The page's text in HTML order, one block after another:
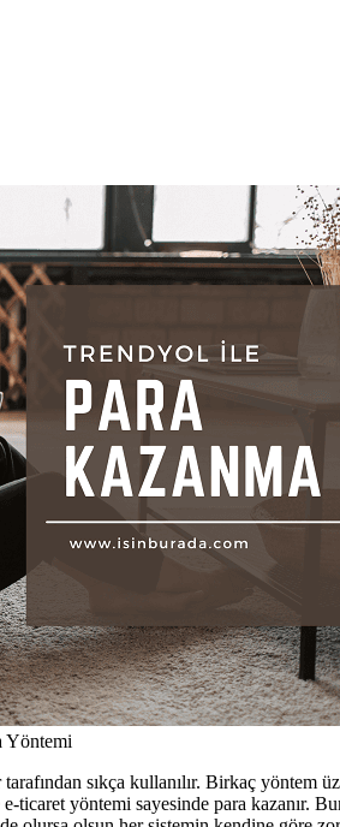
Yöntemi
sıkça kullanılır. Birkaç yöntem
ticaret yöntemi sayesinde para kazanır.